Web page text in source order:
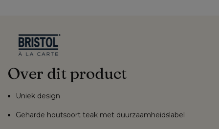
Over dit product
Uniek design
Geharde houtsoort teak met duurzaamheidslabel